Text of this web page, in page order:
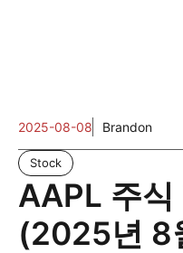
2025-08-08 Brandon
Stock
AAPL 주식
(2025년 8